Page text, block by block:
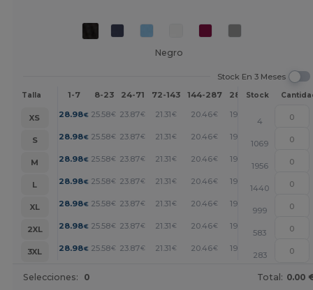
Negro
Stock En 3 Meses
Talla 1-7 8-23 24-71 72-143 144-287 288 + Más
Stock
XS 28.98€ 25.58€ 23.87€ 21.31€ 20.46€ 19.61
4
S
28.98€ 25.58€ 23.87€ 21.31€ 20.46€ 19.61 +
1069
M
28.98€ 25.58€ 23.87€ 21.31€ 20.46€ 19.61 +
1956
L
28.98€ 25.58€ 23.87€ 21.31€ 20.46€ 19.61 +
1440
XL
28.98€ 25.58€ 23.87€ 21.31€ 20.46€ 19.61 +
999
2XL
28.98€ 25.58€ 23.87€ 21.31€ 20.46€ 19.61 +
583
3XL
28.98€ 25.58€ 23.87€ 21.31€ 20.46€ 19.61 +
283
Selecciones: 0 Total: 0.00